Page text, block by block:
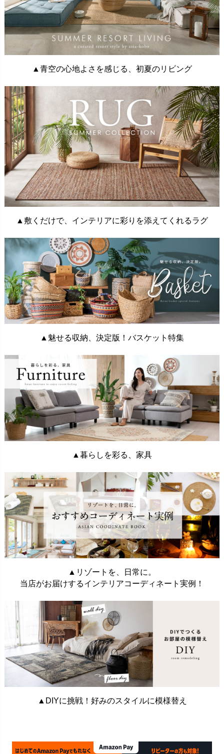
▲青空の心地よさを感じる、初夏のリビング
▲敷くだけで、インテリアに彩りを添えてくれるラグ
▲魅せる収納、決定版！バスケット特集
▲暮らしを彩る、家具
▲リゾートを、日常に。
当店がお届けするインテリアコーディネート実例！
▲DIYに挑戦！好みのスタイルに模様替え